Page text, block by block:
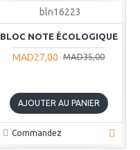
bln16223
BLOC NOTE ÉCOLOGIQUE
MAD27,00 MAD35,00
AJOUTER AU PANIER
Commandez